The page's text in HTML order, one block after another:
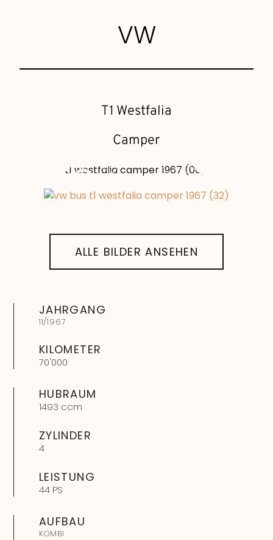
VW
T1 Westfalia
Camper
ALLE BILDER ANSEHEN
JAHRGANG
11/1967
KILOMETER
70'000
HUBRAUM
1493 ccm
ZYLINDER
4
LEISTUNG
44 PS
AUFBAU
KOMBI